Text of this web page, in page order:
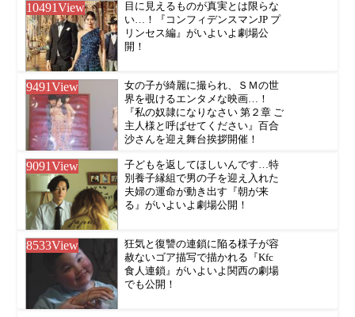
10491View
目に見えるものが真実とは限らな
い…！『コンフィデンスマンJP プ
リンセス編』がいよいよ劇場公
開！
9491View
女の子が綺麗に撮られ、ＳＭの世
界を覗けるエンタメな映画…！
『私の奴隷になりなさい 第２章 ご
主人様と呼ばせてください』百合
沙さんを迎え舞台挨拶開催！
9091View
子どもを返してほしいんです…特
別養子縁組で男の子を迎え入れた
夫婦の運命が動き出す『朝が来
る』がいよいよ劇場公開！
8533View
狂気と復讐の連鎖に陥る様子が容
赦ないゴア描写で描かれる『Kfc
食人連鎖』がいよいよ関西の劇場
でも公開！